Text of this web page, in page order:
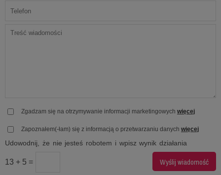
Zgadzam się na otrzymywanie informacji marketingowych więcej
Zapoznałem(-łam) się z informacją o przetwarzaniu danych więcej
Udowodnij, że nie jesteś robotem i wpisz wynik działania
13 + 5 =